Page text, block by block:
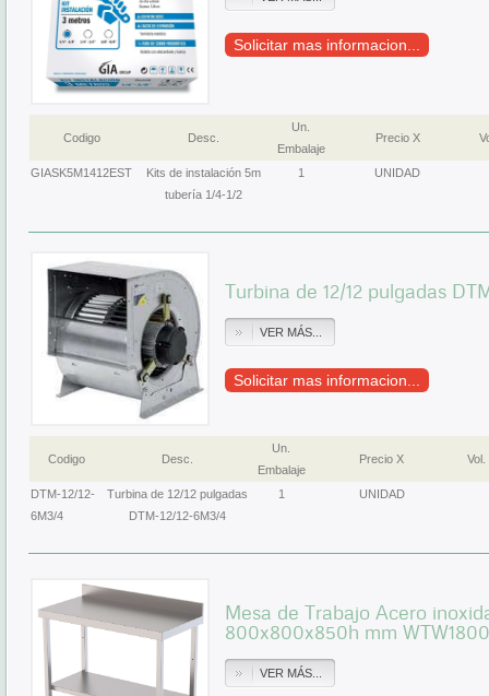
Solicitar mas informacion...
Codigo Desc.
Un.
Embalaje
Precio X
GIASK5M1412EST
Kits de instalación 5m
tubería 1/4-1/2
1 UNIDAD
Turbina de 12/12 pulgadas
VER MÁS...
Solicitar mas informacion...
Codigo Desc.
Un.
Embalaje
Precio X Vol.
DTM-12/12-
6M3/4
Turbina de 12/12 pulgadas
DTM-12/12-6M3/4
1 UNIDAD
Mesa de Trabajo Acero
800x800x850h mm
VER MÁS...